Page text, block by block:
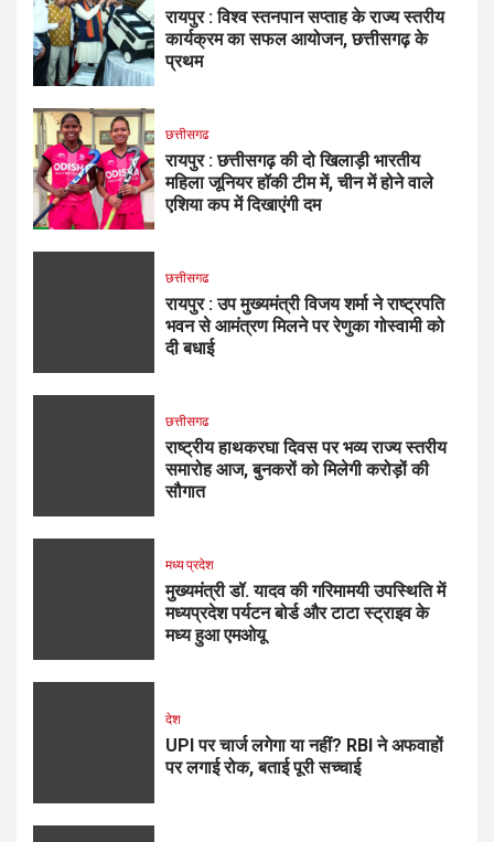
रायपुर : विश्व स्तनपान सप्ताह के राज्य स्तरीय
कार्यक्रम का सफल आयोजन, छत्तीसगढ़ के
प्रथम
छत्तीसगढ
रायपुर : छत्तीसगढ़ की दो खिलाड़ी भारतीय
महिला जूनियर हॉकी टीम में, चीन में होने वाले
एशिया कप में दिखाएंगी दम
छत्तीसगढ
रायपुर : उप मुख्यमंत्री विजय शर्मा ने राष्ट्रपति
भवन से आमंत्रण मिलने पर रेणुका गोस्वामी को
दी बधाई
छत्तीसगढ
राष्ट्रीय हाथकरघा दिवस पर भव्य राज्य स्तरीय
समारोह आज, बुनकरों को मिलेगी करोड़ों की
सौगात
मध्य प्रदेश
मुख्यमंत्री डॉ. यादव की गरिमामयी उपस्थिति में
मध्यप्रदेश पर्यटन बोर्ड और टाटा स्ट्राइव के
मध्य हुआ एमओयू
देश
UPI पर चार्ज लगेगा या नहीं? RBI ने अफवाहों
पर लगाई रोक, बताई पूरी सच्चाई